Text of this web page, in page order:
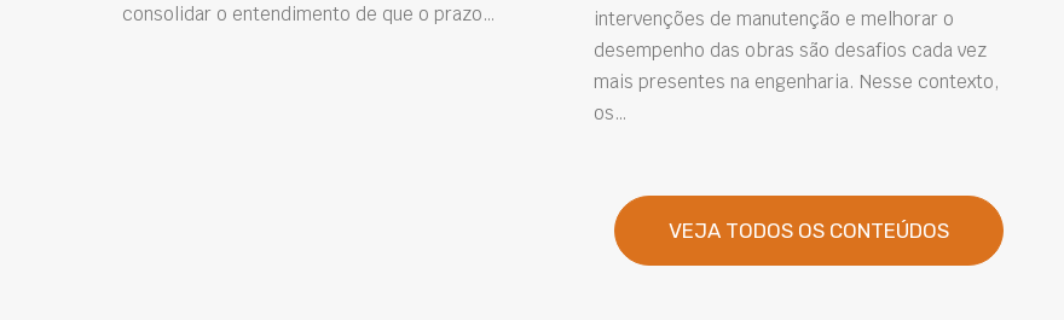
consolidar o entendimento de que o prazo…
intervenções de manutenção e melhorar o
desempenho das obras são desafios cada vez
mais presentes na engenharia. Nesse contexto,
os…
VEJA TODOS OS CONTEÚDOS